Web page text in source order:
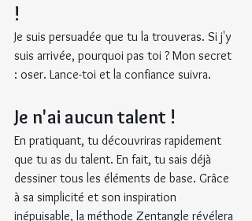
!
Je suis persuadée que tu la trouveras. Si j'y
suis arrivée, pourquoi pas toi ? Mon secret
: oser. Lance-toi et la confiance suivra.
Je n'ai aucun talent !
En pratiquant, tu découvriras rapidement
que tu as du talent. En fait, tu sais déjà
dessiner tous les éléments de base. Grâce
à sa simplicité et son inspiration
inépuisable, la méthode Zentangle révélera